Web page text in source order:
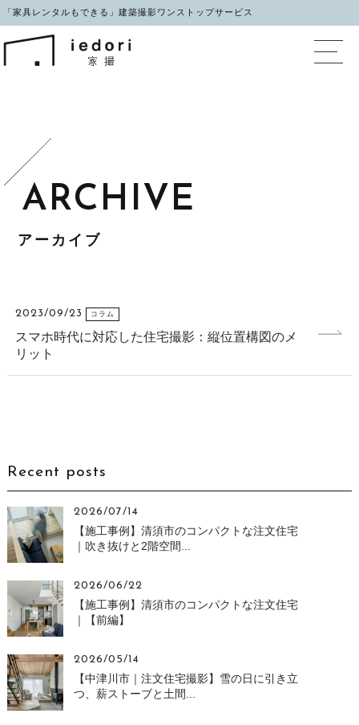
「家具レンタルもできる」建築撮影ワンストップサービス
イエドリ（家撮）家
アーカイブ
2023/09/23 コラム
スマホ時代に対応した住宅撮影：縦位置構図のメ
リット
Recent posts
2026/07/14
【施工事例】清須市のコンパクトな注文住宅
｜吹き抜けと2階空間...
2026/06/22
【施工事例】清須市のコンパクトな注文住宅
｜【前編】
2026/05/14
【中津川市｜注文住宅撮影】雪の日に引き立
つ、薪ストーブと土間...